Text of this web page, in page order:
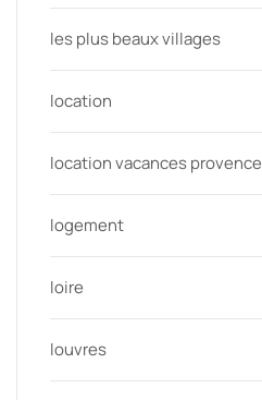
les plus beaux villages
location
location vacances provence
logement
loire
louvres